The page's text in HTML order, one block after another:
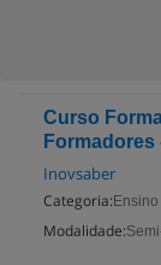
Curso
Formadores
Inovsaber
Categoria:
Modalidade: